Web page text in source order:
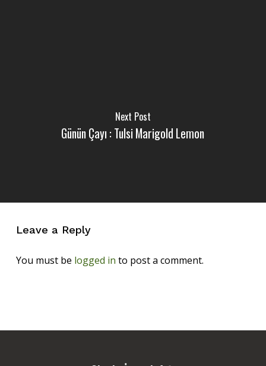
Next Post
Günün Çayı : Tulsi Marigold Lemon
Leave a Reply
You must be logged in to post a comment.